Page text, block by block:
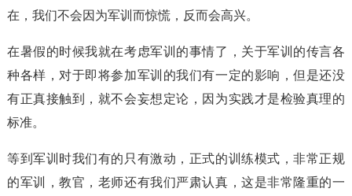
在，我们不会因为军训而惊慌，反而会高兴。
在暑假的时候我就在考虑军训的事情了，关于军训的传言各
种各样，对于即将参加军训的我们有一定的影响，但是还没
有正真接触到，就不会妄想定论，因为实践才是检验真理的
标准。
等到军训时我们有的只有激动，正式的训练模式，非常正规
的军训，教官，老师还有我们严肃认真，这是非常隆重的一